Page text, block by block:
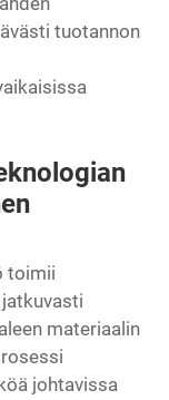
tuotannon
toimii
materiaalin
johtavissa